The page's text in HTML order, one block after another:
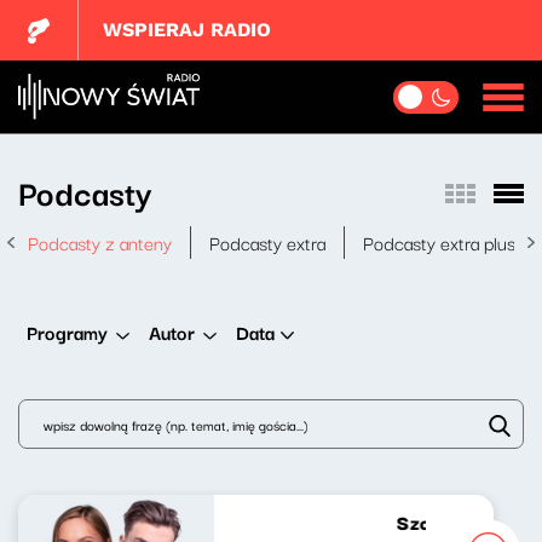
WSPIERAJ RADIO
Podcasty
Podcasty z anteny Podcasty extra Podcasty extra plus
Programy Autor Data
Szczyt